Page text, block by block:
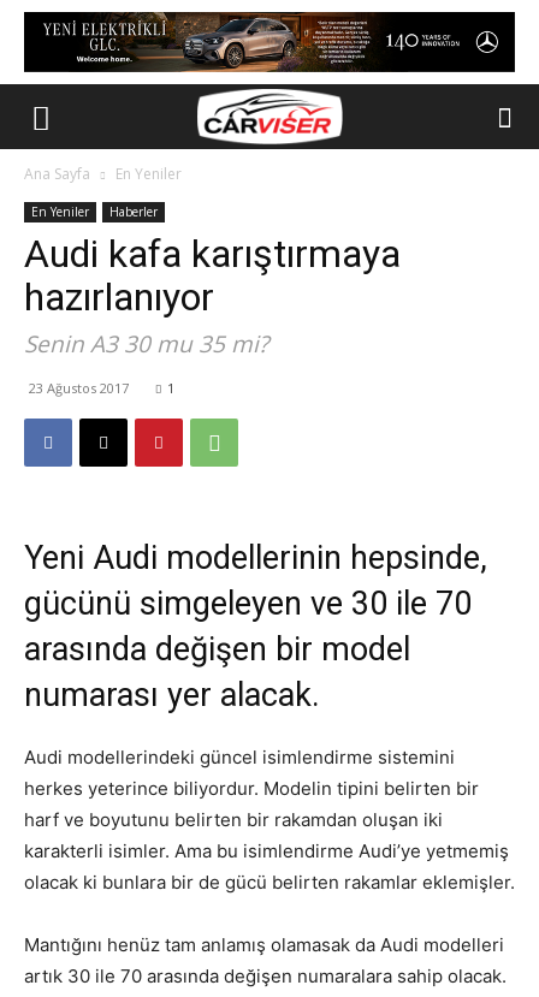
Ana Sayfa En Yeniler
En Yeniler Haberler
Audi kafa karıştırmaya
hazırlanıyor
Senin A3 30 mu 35 mi?
23 Ağustos 2017 1
Yeni Audi modellerinin hepsinde,
gücünü simgeleyen ve 30 ile 70
arasında değişen bir model
numarası yer alacak.
Audi modellerindeki güncel isimlendirme sistemini
herkes yeterince biliyordur. Modelin tipini belirten bir
harf ve boyutunu belirten bir rakamdan oluşan iki
karakterli isimler. Ama bu isimlendirme Audi’ye yetmemiş
olacak ki bunlara bir de gücü belirten rakamlar eklemişler.
Mantığını henüz tam anlamış olamasak da Audi modelleri
artık 30 ile 70 arasında değişen numaralara sahip olacak.